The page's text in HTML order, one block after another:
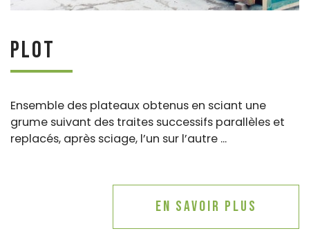
Plot
Ensemble des plateaux obtenus en sciant une
grume suivant des traites successifs parallèles et
replacés, après sciage, l’un sur l’autre ...
En savoir plus